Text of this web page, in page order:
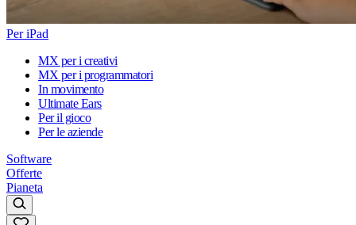
Per iPad
MX per i creativi
MX per i programmatori
In movimento
Ultimate Ears
Per il gioco
Per le aziende
Software
Offerte
Pianeta